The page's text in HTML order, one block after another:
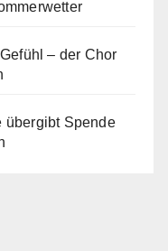
– der Chor
übergibt Spende